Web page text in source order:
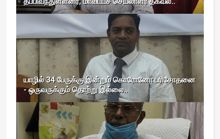
யாழில் 34 பேருக்கு இன்றும் கொரோனோ பரிசோதனை
- ஒருவருக்கும் தொற்று இல்லை..